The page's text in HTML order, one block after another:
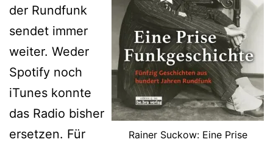
Rainer Suckow: Eine Prise
der Rundfunk
sendet immer
weiter. Weder
Spotify noch
iTunes konnte
das Radio bisher
ersetzen. Für